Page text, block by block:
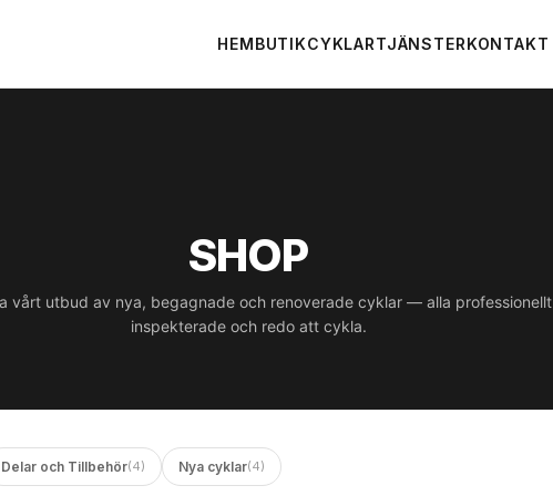
HEMBUTIKCYKLARTJÄNSTERKONTAKT
SHOP
vårt utbud av nya, begagnade och renoverade cyklar — alla professionellt
inspekterade och redo att cykla.
Delar och Tillbehör(4) Nya cyklar(4)